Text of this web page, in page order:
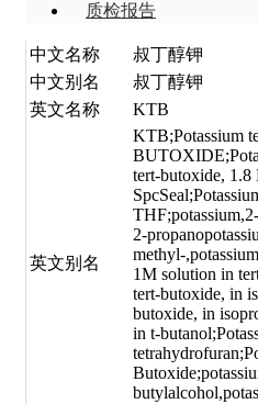
质检报告
中文名称
叔丁醇钾
中文别名
叔丁醇钾
英文名称
KTB
英文别名
KTB;Potassium
tert-butoxide,
2-
methyl-
1M solution in
tert-butoxide, in
butoxide, in
in t-